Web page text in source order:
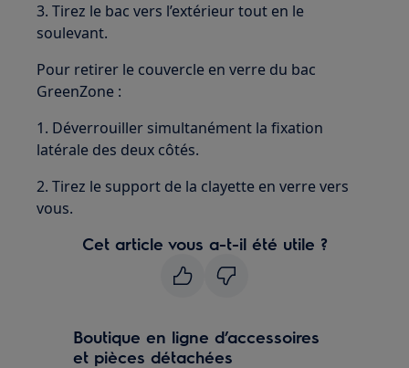
3. Tirez le bac vers l’extérieur tout en le
soulevant.
Pour retirer le couvercle en verre du bac
GreenZone :
1. Déverrouiller simultanément la fixation
latérale des deux côtés.
2. Tirez le support de la clayette en verre vers
vous.
Cet article vous a-t-il été utile ?
Boutique en ligne d’accessoires
et pièces détachées